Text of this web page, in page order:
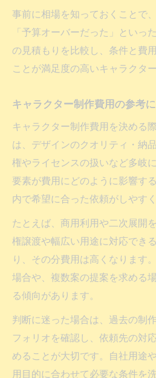
キャラクター制作費用
金の内訳
見積もり時に確認すべ
費用の項目
コツ
修正回数やライセンス
響
後から後悔しないキャ
見極め方
キャラクター制作費
チェック項目
用途や予算に応じたキ
の選び方
用の判断
キャラクター制作費用
と比較法
事前に相場を知っておくことで
「予算オーバーだった」といっ
の見積もりを比較し、条件と費
ことが満足度の高いキャラクタ
キャラクター制作費用の参考
キャラクター制作費用を決める
は、デザインのクオリティ・納
権やライセンスの扱いなど多岐
要素が費用にどのように影響す
内で希望に合った依頼がしやす
たとえば、商用利用や二次展開
権譲渡や幅広い用途に対応でき
り、その分費用は高くなります
場合や、複数案の提案を求める
る傾向があります。
判断に迷った場合は、過去の制
フォリオを確認し、依頼先の対
めることが大切です。自社用途
用目的に合わせて必要な条件を